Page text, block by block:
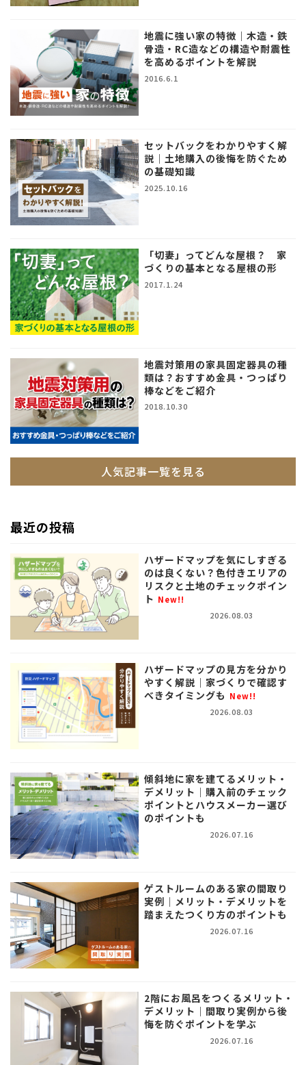
地震に強い家の特徴｜木造・鉄
骨造・RC造などの構造や耐震性
を高めるポイントを解説
2016.6.1
セットバックをわかりやすく解
説｜土地購入の後悔を防ぐため
の基礎知識
2025.10.16
「切妻」ってどんな屋根？ 家
づくりの基本となる屋根の形
2017.1.24
地震対策用の家具固定器具の種
類は？おすすめ金具・つっぱり
棒などをご紹介
2018.10.30
人気記事一覧を見る
最近の投稿
ハザードマップを気にしすぎる
のは良くない？色付きエリアの
リスクと土地のチェックポイン
ト New!!
2026.08.03
ハザードマップの見方を分かり
やすく解説｜家づくりで確認す
べきタイミングも New!!
2026.08.03
傾斜地に家を建てるメリット・
デメリット｜購入前のチェック
ポイントとハウスメーカー選び
のポイントも
2026.07.16
ゲストルームのある家の間取り
実例｜メリット・デメリットを
踏まえたつくり方のポイントも
2026.07.16
2階にお風呂をつくるメリット・
デメリット｜間取り実例から後
悔を防ぐポイントを学ぶ
2026.07.16